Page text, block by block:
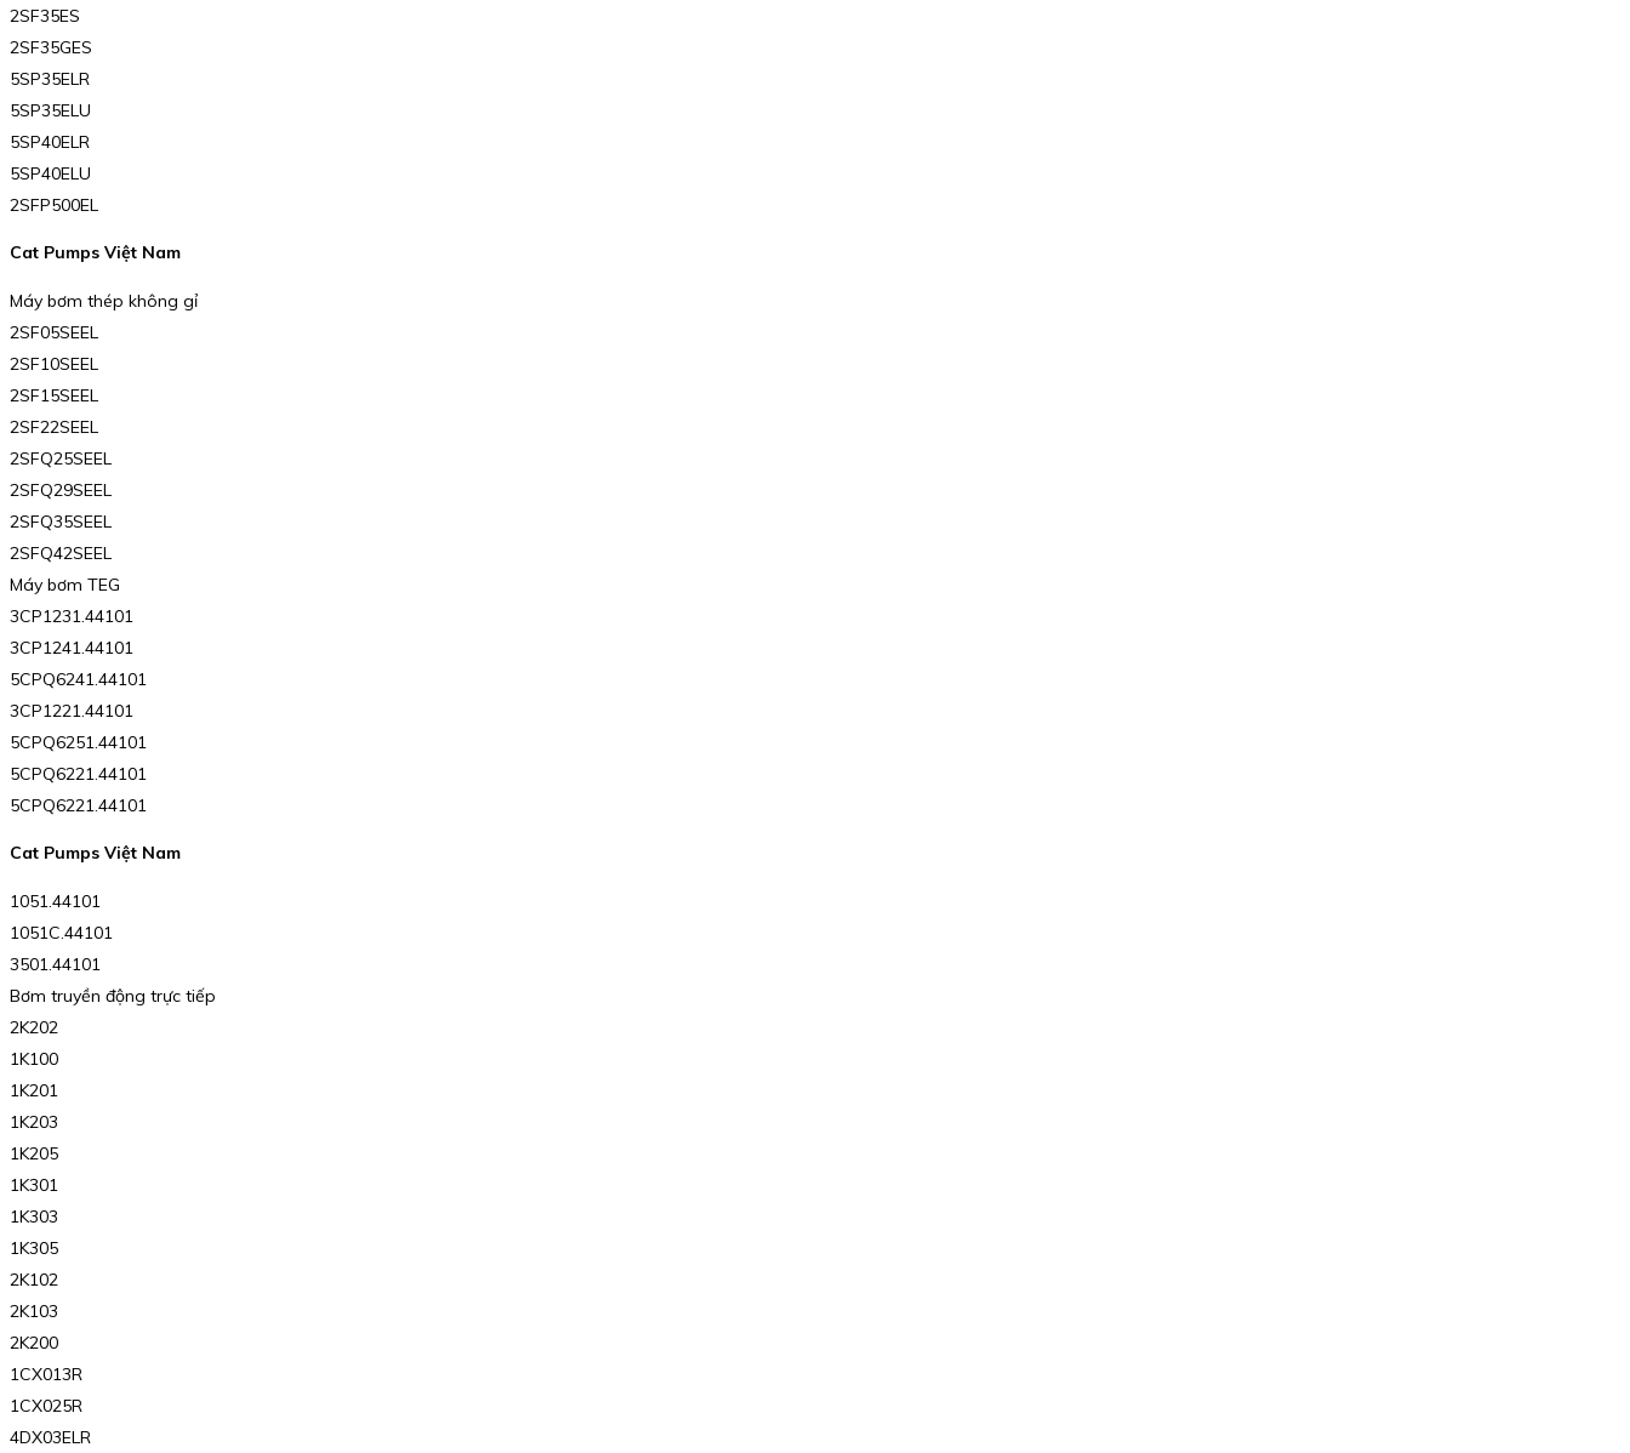
2SF35ES
2SF35GES
5SP35ELR
5SP35ELU
5SP40ELR
5SP40ELU
2SFP500EL
Cat Pumps Việt Nam
Máy bơm thép không gỉ
2SF05SEEL
2SF10SEEL
2SF15SEEL
2SF22SEEL
2SFQ25SEEL
2SFQ29SEEL
2SFQ35SEEL
2SFQ42SEEL
Máy bơm TEG
3CP1231.44101
3CP1241.44101
5CPQ6241.44101
3CP1221.44101
5CPQ6251.44101
5CPQ6221.44101
5CPQ6221.44101
Cat Pumps Việt Nam
1051.44101
1051C.44101
3501.44101
Bơm truyền động trực tiếp
2K202
1K100
1K201
1K203
1K205
1K301
1K303
1K305
2K102
2K103
2K200
1CX013R
1CX025R
4DX03ELR